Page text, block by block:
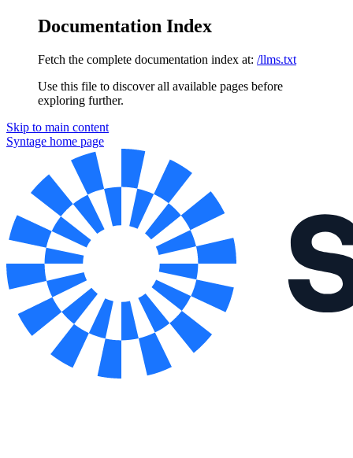
Documentation Index
Fetch the complete documentation index at: /llms.txt
Use this file to discover all available pages before
exploring further.
Skip to main content
Syntage home page